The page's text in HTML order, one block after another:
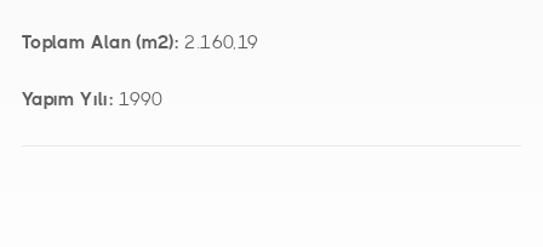
Toplam Alan (m2):2.160,19
Yapım Yılı:1990